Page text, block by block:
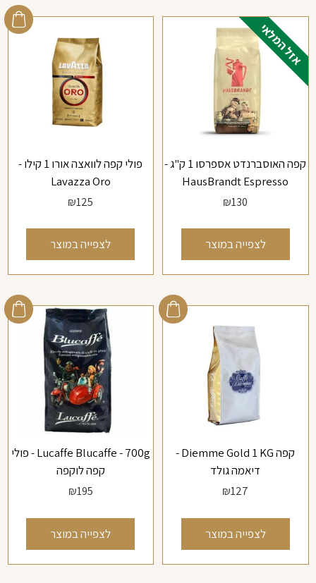
אזל המלאי
קפה האוסברנדט אספרסו 1 ק"ג -
HausBrandt Espresso
₪130
לצפייה במוצר
פולי קפה לוואצה אורו 1 קילו -
Lavazza Oro
₪125
לצפייה במוצר
קפה Diemme Gold 1 KG -
דיאמה גולד
₪127
לצפייה במוצר
Lucaffe Blucaffe - 700g - פולי
קפה לוקפה
₪195
לצפייה במוצר